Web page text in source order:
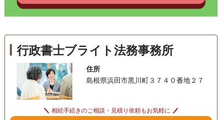
行政書士ブライト法務事務所
住所
島根県浜田市黒川町３７４０番地２７
相続手続きのご相談・見積り依頼もお気軽に